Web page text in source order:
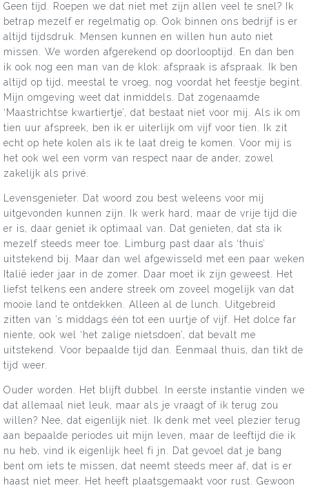
Geen tijd. Roepen we dat niet met zijn allen veel te snel? Ik
betrap mezelf er regelmatig op. Ook binnen ons bedrijf is er
altijd tijdsdruk. Mensen kunnen en willen hun auto niet
missen. We worden afgerekend op doorlooptijd. En dan ben
ik ook nog een man van de klok: afspraak is afspraak. Ik ben
altijd op tijd, meestal te vroeg, nog voordat het feestje begint.
Mijn omgeving weet dat inmiddels. Dat zogenaamde
‘Maastrichtse kwartiertje’, dat bestaat niet voor mij. Als ik om
tien uur afspreek, ben ik er uiterlijk om vijf voor tien. Ik zit
echt op hete kolen als ik te laat dreig te komen. Voor mij is
het ook wel een vorm van respect naar de ander, zowel
zakelijk als privé.
Levensgenieter. Dat woord zou best weleens voor mij
uitgevonden kunnen zijn. Ik werk hard, maar de vrije tijd die
er is, daar geniet ik optimaal van. Dat genieten, dat sta ik
mezelf steeds meer toe. Limburg past daar als ‘thuis’
uitstekend bij. Maar dan wel afgewisseld met een paar weken
Italië ieder jaar in de zomer. Daar moet ik zijn geweest. Het
liefst telkens een andere streek om zoveel mogelijk van dat
mooie land te ontdekken. Alleen al de lunch. Uitgebreid
zitten van ’s middags één tot een uurtje of vijf. Het dolce far
niente, ook wel ‘het zalige nietsdoen’, dat bevalt me
uitstekend. Voor bepaalde tijd dan. Eenmaal thuis, dan tikt de
tijd weer.
Ouder worden. Het blijft dubbel. In eerste instantie vinden we
dat allemaal niet leuk, maar als je vraagt of ik terug zou
willen? Nee, dat eigenlijk niet. Ik denk met veel plezier terug
aan bepaalde periodes uit mijn leven, maar de leeftijd die ik
nu heb, vind ik eigenlijk heel fi jn. Dat gevoel dat je bang
bent om iets te missen, dat neemt steeds meer af, dat is er
haast niet meer. Het heeft plaatsgemaakt voor rust. Gewoon